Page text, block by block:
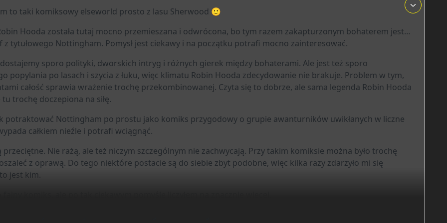
starcia bohaterów, jak i spektakularne bitwy; jego rysunek jest realistyczny, pełen ruchu i energii, ale też
że „Nottingham” to komiks wyraźnie skierowany do dojrzalszego odbiorcy. Początkowo sporym szokiem
nie jest tu romantycznym gestem, lecz częścią codziennej walki o przetrwanie. Polityczne spiski, zdrady i
zastępują prostą walkę dobra ze złem, a autorzy nie stronią od odniesień do rzeczywistych realiów
Widać, że wykonali solidny research: przypisy i szczegółowe odniesienia do ówczesnych uwarunkowań
nadają całości autentyzmu.
„Nottingham” to zatem dzieło, które udowadnia, że nawet najbardziej ograny mit można opowiedzieć w
sposób. Brugeas, Herzet i Dellac nie demontują legendy Robin Hooda, lecz pokazują, jak mogła się
z krwi, zdrady, lojalności i marzenia o sprawiedliwości. To komiks, który łączy tempo i widowiskowość kina
z ciężarem moralnych wyborów i dramatem bohaterów rozdartych między obowiązkiem a uczuciem.
pełna emocji i świetnie napisanych postaci – taka, co do której wieści na temat potencjalnej ekranizacji,
to taki komiksowy elseworld prosto z lasu Sherwood 🙂
Hooda została tutaj mocno przemieszana i odwrócona, bo tym razem zakapturzonym bohaterem jest…
z tytułowego Nottingham. Pomysł jest ciekawy i na początku potrafi mocno zainteresować.
sporo polityki, dworskich intryg i różnych gierek między bohaterami. Ale jest też sporo
popylania po lasach i szycia z łuku, więc klimatu Robin Hooda zdecydowanie nie brakuje. Problem w tym,
całość sprawia wrażenie trochę przekombinowanej. Czyta się to dobrze, ale sama legenda Robin Hooda
trochę doczepiona na siłę.
potraktować Nottingham po prostu jako komiks przygodowy o grupie awanturników uwikłanych w liczne
całkiem nieźle i potrafi wciągnąć.
przeciętne. Nie rażą, ale też niczym szczególnym nie zachwycają. Przy takim komiksie można było trochę
z oprawą. Do tego niektóre postacie są do siebie zbyt podobne, więc kilka razy zdarzyło mi się
jest kim.